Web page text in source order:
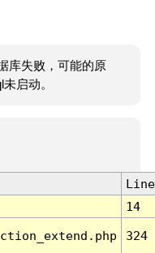
库失败，可能的原
启动。
Line
14
324